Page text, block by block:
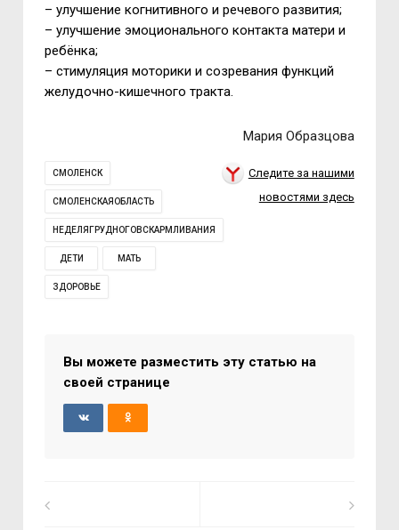
– улучшение когнитивного и речевого развития;
– улучшение эмоционального контакта матери и
ребёнка;
– стимуляция моторики и созревания функций
желудочно-кишечного тракта.
Мария Образцова
СМОЛЕНСК
СМОЛЕНСКАЯОБЛАСТЬ
НЕДЕЛЯГРУДНОГОВСКАРМЛИВАНИЯ
ДЕТИ МАТЬ
ЗДОРОВЬЕ
Следите за нашими
новостями здесь
Вы можете разместить эту статью на
своей странице